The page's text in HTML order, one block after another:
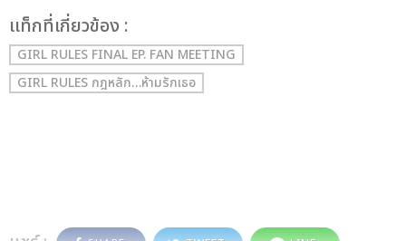
เเท็กที่เกี่ยวข้อง :
GIRL RULES FINAL EP. FAN MEETING
GIRL RULES กฎหลัก…ห้ามรักเธอ